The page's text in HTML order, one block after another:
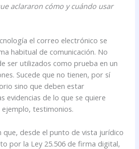
aclararon cómo y cuándo usar
el correo electrónico se
habitual de comunicación. No
ser utilizados como prueba en un
Sucede que no tienen, por sí
sino que deben estar
evidencias de lo que se quiere
testimonios.
que, desde el punto de vista jurídico
por la Ley 25.506 de firma digital,